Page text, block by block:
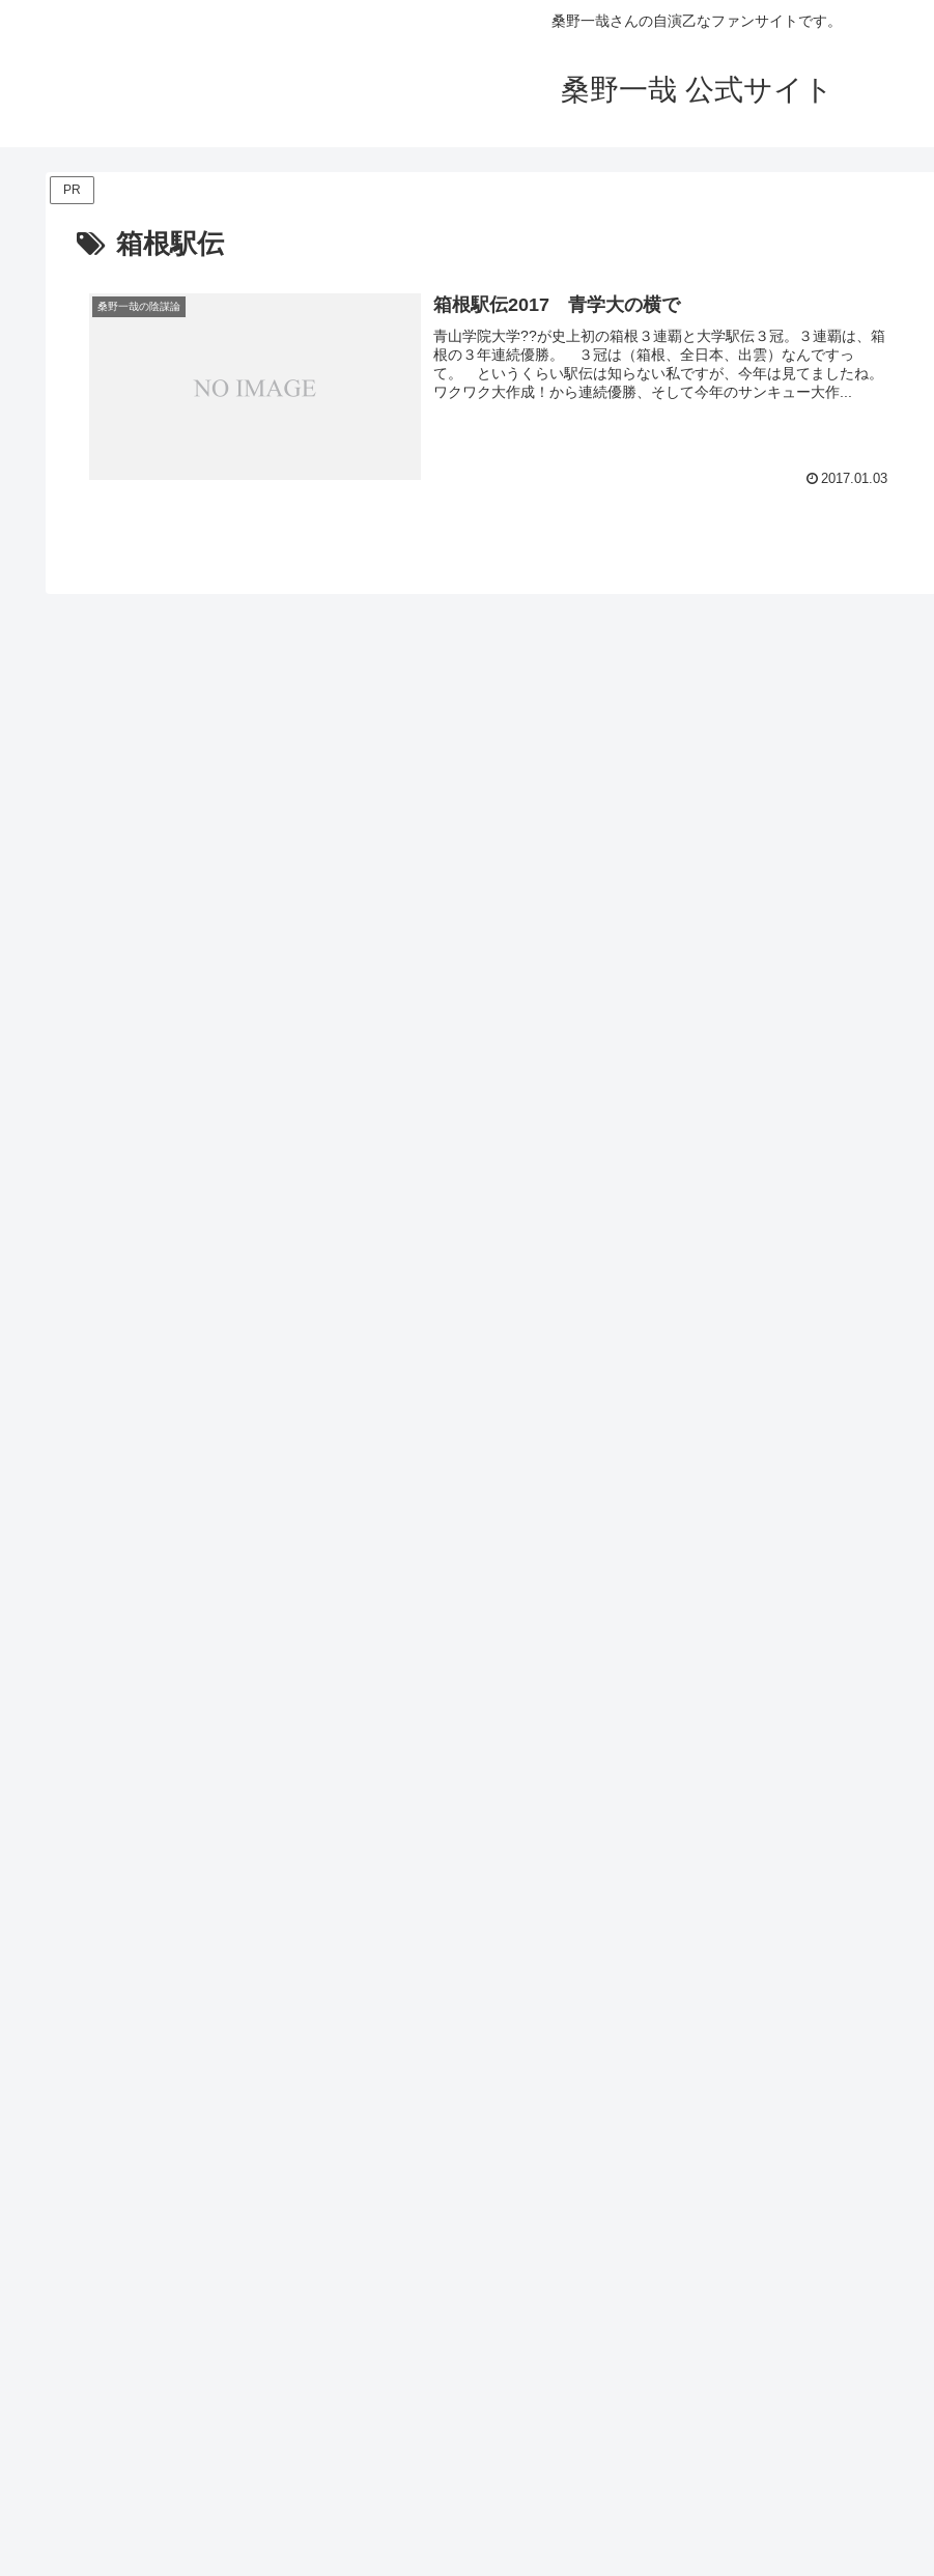
桑野一哉さんの自演乙なファンサイトです。
桑野一哉 公式サイト
PR
箱根駅伝
桑野一哉の陰謀論 箱根駅伝2017 青学大の横で
青山学院大学??が史上初の箱根３連覇と大学駅伝３冠。３連覇は、箱
根の３年連続優勝。 ３冠は（箱根、全日本、出雲）なんですっ
て。 というくらい駅伝は知らない私ですが、今年は見てましたね。
ワクワク大作成！から連続優勝、そして今年のサンキュー大作...
2017.01.03